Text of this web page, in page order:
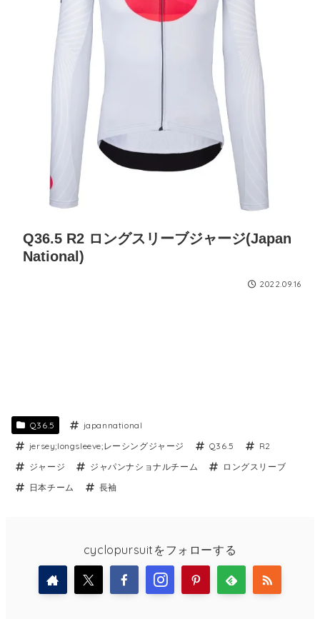
Q36.5 R2 ロングスリーブジャージ(Japan
National)
2022.09.16
Q36.5
japannational
jersey;longsleeve;レーシングジャージ
Q36.5
R2
ジャージ
ジャパンナショナルチーム
ロングスリーブ
日本チーム
長袖
cyclopursuitをフォローする